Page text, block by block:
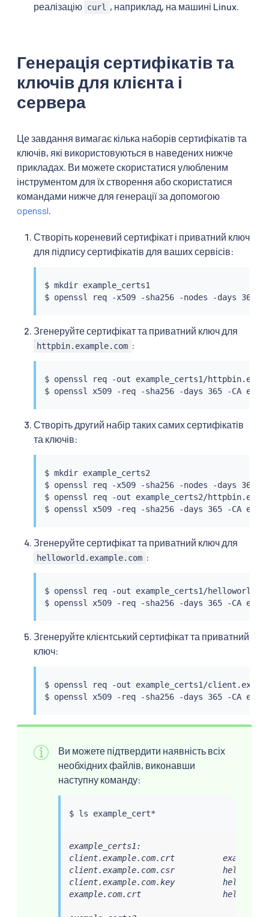
реалізацію curl , наприклад, на машині Linux.
Генерація сертифікатів та
ключів для клієнта і
сервера
Це завдання вимагає кілька наборів сертифікатів та
ключів, які використовуються в наведених нижче
прикладах. Ви можете скористатися улюбленим
інструментом для їх створення або скористатися
командами нижче для генерації за допомогою
openssl.
Створіть кореневий сертифікат і приватний ключ
для підпису сертифікатів для ваших сервісів:
$ mkdir example_certs1
$ openssl req -x509 -sha256 -nodes -days 365
Згенеруйте сертифікат та приватний ключ для
httpbin.example.com :
$ openssl req -out example_certs1/
Створіть другий набір таких самих сертифікатів
та ключів:
$ mkdir example_certs2
$ openssl req -x509 -sha256 -nodes -days 365
$ openssl req -out example_certs2/
Згенеруйте сертифікат та приватний ключ для
helloworld.example.com :
$ openssl req -out example_certs1/
Згенеруйте клієнтський сертифікат та приватний
ключ:
$ openssl req -out example_certs1/
Ви можете підтвердити наявність всіх
необхідних файлів, виконавши
наступну команду:
$ ls
example_certs1:
client.example.com.crt
client.example.com.csr
client.example.com.key
example.com.crt